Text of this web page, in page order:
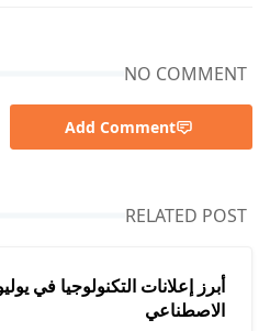
NO COMMENT
Add Comment
RELATED POST
الاصطناعي